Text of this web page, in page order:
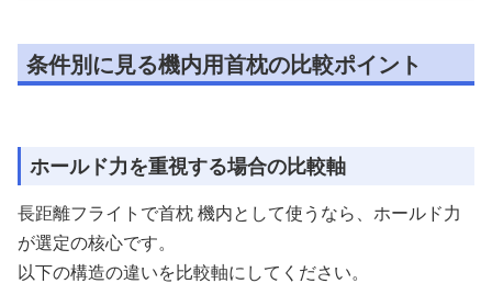
条件別に見る機内用首枕の比較ポイント
ホールド力を重視する場合の比較軸
長距離フライトで首枕 機内として使うなら、ホールド力
が選定の核心です。
以下の構造の違いを比較軸にしてください。